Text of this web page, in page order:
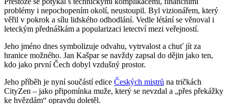
Jeho příběh je nyní součástí edice Českých mistrů na tričkách
CityZen – jako připomínka muže, který se nevzdal a „přes překážky
ke hvězdám“ opravdu doletěl.
Není vidět pot a odolá špíně
Unikátní a chytré vlastnosti, díky kterým je naše oblečení jedinečné
na trhu, zajišťuje technologie CityZen®.